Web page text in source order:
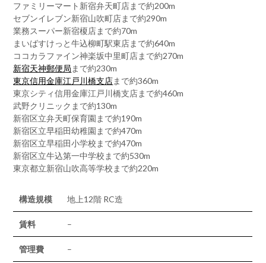
ファミリーマート新宿弁天町店まで約200m
セブンイレブン新宿山吹町店まで約290m
業務スーパー新宿榎店まで約70m
まいばすけっと牛込柳町駅東店まで約640m
ココカラファイン神楽坂中里町店まで約270m
新宿天神郵便局 まで約230m
東京信用金庫江戸川橋支店まで約360m
東京シティ信用金庫江戸川橋支店まで約460m
武野クリニックまで約130m
新宿区立弁天町保育園まで約190m
新宿区立早稲田幼稚園まで約470m
新宿区立早稲田小学校まで約470m
新宿区立牛込第一中学校まで約530m
東京都立新宿山吹高等学校まで約220m
構造規模 地上12階 RC造
賃料 –
管理費 –